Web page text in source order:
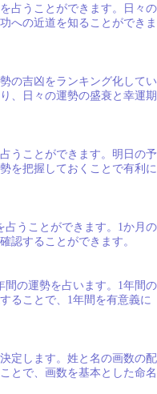
占うことができます。日々の
への近道を知ることができま
の吉凶をランキング化してい
、日々の運勢の盛衰と幸運期
うことができます。明日の予
を把握しておくことで有利に
占うことができます。1か月の
認することができます。
間の運勢を占います。1年間の
ることで、1年間を有意義に
定します。姓と名の画数の配
とで、画数を基本とした命名